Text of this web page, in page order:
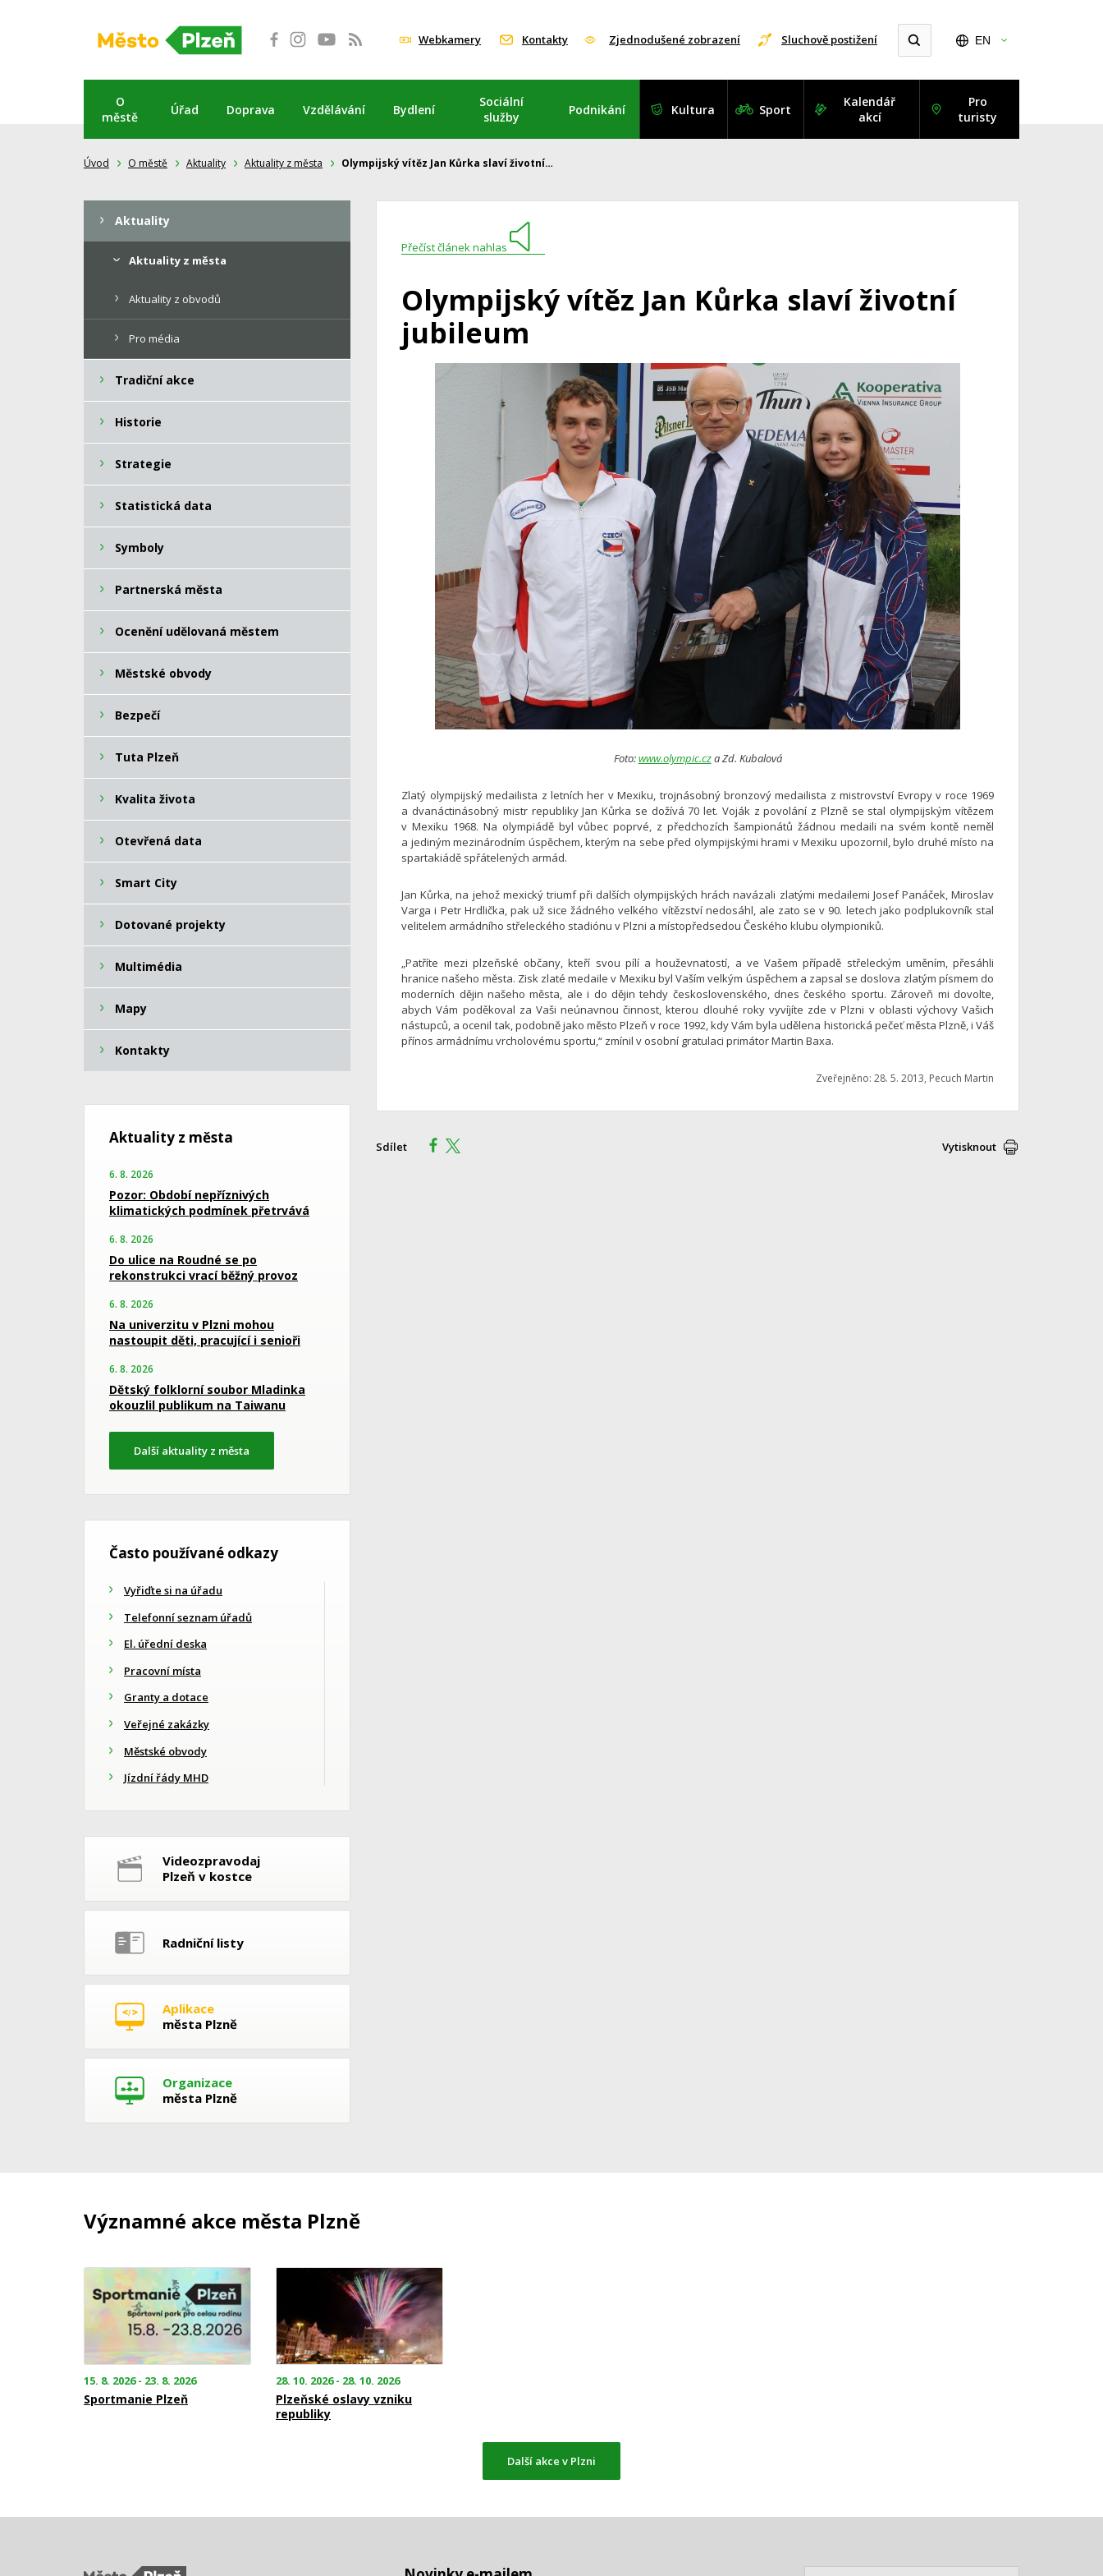
Webkamery Kontakty Zjednodušené zobrazení Sluchově postižení EN
O
městě
Úřad Doprava Vzdělávání Bydlení
Sociální
služby
Podnikání Kultura Sport
Kalendář
akcí
Pro
turisty
Úvod O městě Aktuality Aktuality z města Olympijský vítěz Jan Kůrka slaví životní…
Přečíst článek nahlas
Olympijský vítěz Jan Kůrka slaví životní
jubileum
Foto:www.olympic.cza Zd. Kubalová
Zlatý olympijský medailista z letních her v Mexiku, trojnásobný bronzový medailista z mistrovství Evropy v roce 1969
a dvanáctinásobný mistr republiky Jan Kůrka se dožívá 70 let. Voják z povolání z Plzně se stal olympijským vítězem
v Mexiku 1968. Na olympiádě byl vůbec poprvé, z předchozích šampionátů žádnou medaili na svém kontě neměl
a jediným mezinárodním úspěchem, kterým na sebe před olympijskými hrami v Mexiku upozornil, bylo druhé místo na
spartakiádě spřátelených armád.
Jan Kůrka, na jehož mexický triumf při dalších olympijských hrách navázali zlatými medailemi Josef Panáček, Miroslav
Varga i Petr Hrdlička, pak už sice žádného velkého vítězství nedosáhl, ale zato se v 90. letech jako podplukovník stal
velitelem armádního střeleckého stadiónu v Plzni a místopředsedou Českého klubu olympioniků.
„Patříte mezi plzeňské občany, kteří svou pílí a houževnatostí, a ve Vašem případě střeleckým uměním, přesáhli
hranice našeho města. Zisk zlaté medaile v Mexiku byl Vaším velkým úspěchem a zapsal se doslova zlatým písmem do
moderních dějin našeho města, ale i do dějin tehdy československého, dnes českého sportu. Zároveň mi dovolte,
abych Vám poděkoval za Vaši neúnavnou činnost, kterou dlouhé roky vyvíjíte zde v Plzni v oblasti výchovy Vašich
nástupců, a ocenil tak, podobně jako město Plzeň v roce 1992, kdy Vám byla udělena historická pečeť města Plzně, i Váš
přínos armádnímu vrcholovému sportu,“ zmínil v osobní gratulaci primátor Martin Baxa.
Zveřejněno: 28. 5. 2013, Pecuch Martin
Sdílet Vytisknout
Aktuality
Aktuality z města
Aktuality z obvodů
Pro média
Tradiční akce
Historie
Strategie
Statistická data
Symboly
Partnerská města
Ocenění udělovaná městem
Městské obvody
Bezpečí
Tuta Plzeň
Kvalita života
Otevřená data
Smart City
Dotované projekty
Multimédia
Mapy
Kontakty
Aktuality z města
6. 8. 2026
Pozor: Období nepříznivých
klimatických podmínek přetrvává
6. 8. 2026
Do ulice na Roudné se po
rekonstrukci vrací běžný provoz
6. 8. 2026
Na univerzitu v Plzni mohou
nastoupit děti, pracující i senioři
6. 8. 2026
Dětský folklorní soubor Mladinka
okouzlil publikum na Taiwanu
Další aktuality z města
Často používané odkazy
Vyřiďte si na úřadu
Telefonní seznam úřadů
El. úřední deska
Pracovní místa
Granty a dotace
Veřejné zakázky
Městské obvody
Jízdní řády MHD
Videozpravodaj
Plzeň v kostce
Radniční listy
Aplikace
města Plzně
Organizace
města Plzně
Významné akce města Plzně
15. 8. 2026 - 23. 8. 2026
Sportmanie Plzeň
28. 10. 2026 - 28. 10. 2026
Plzeňské oslavy vzniku
republiky
Další akce v Plzni